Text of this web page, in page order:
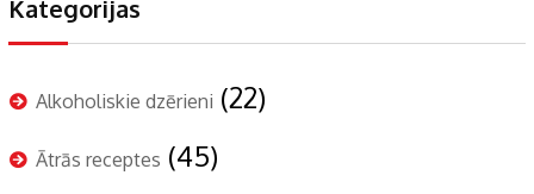
Kategorijas
Alkoholiskie dzērieni (22)
Ātrās receptes (45)